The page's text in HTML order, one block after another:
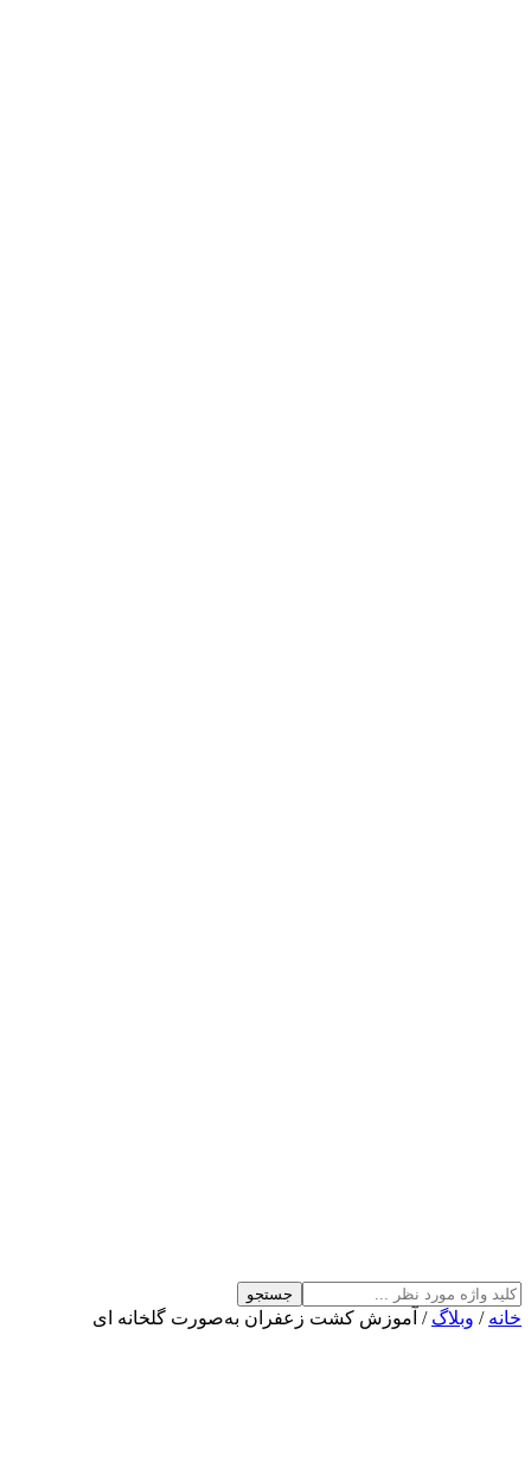
جستجو
خانه / وبلاگ / آموزش کشت زعفران به‌صورت گلخانه ای